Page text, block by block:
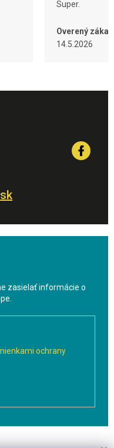
Super.
Overený
14.5.2026
zasielať informácie o
ochrany